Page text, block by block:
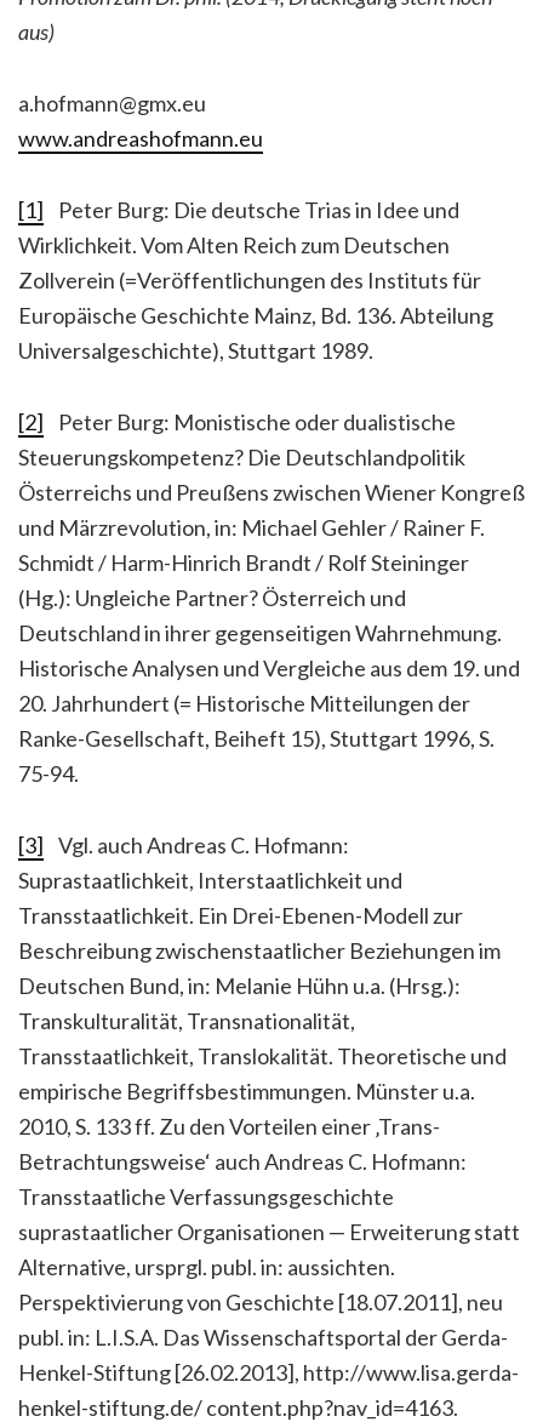
aus)
a.hofmann@gmx.eu
www.andreashofmann.eu
[1] Peter Burg: Die deutsche Trias in Idee und
Wirklichkeit. Vom Alten Reich zum Deutschen
Zollverein (=Veröffentlichungen des Instituts für
Europäische Geschichte Mainz, Bd. 136. Abteilung
Universalgeschichte), Stuttgart 1989.
[2] Peter Burg: Monistische oder dualistische
Steuerungskompetenz? Die Deutschlandpolitik
Österreichs und Preußens zwischen Wiener Kongreß
und Märzrevolution, in: Michael Gehler / Rainer F.
Schmidt / Harm-Hinrich Brandt / Rolf Steininger
(Hg.): Ungleiche Partner? Österreich und
Deutschland in ihrer gegenseitigen Wahrnehmung.
Historische Analysen und Vergleiche aus dem 19. und
20. Jahrhundert (= Historische Mitteilungen der
Ranke-Gesellschaft, Beiheft 15), Stuttgart 1996, S.
75-94.
[3] Vgl. auch Andreas C. Hofmann:
Suprastaatlichkeit, Interstaatlichkeit und
Transstaatlichkeit. Ein Drei-Ebenen-Modell zur
Beschreibung zwischenstaatlicher Beziehungen im
Deutschen Bund, in: Melanie Hühn u.a. (Hrsg.):
Transkulturalität, Transnationalität,
Transstaatlichkeit, Translokalität. Theoretische und
empirische Begriffsbestimmungen. Münster u.a.
2010, S. 133 ff. Zu den Vorteilen einer ‚Trans-
Betrachtungsweise‘ auch Andreas C. Hofmann:
Transstaatliche Verfassungsgeschichte
suprastaatlicher Organisationen — Erweiterung statt
Alternative, ursprgl. publ. in: aussichten.
Perspektivierung von Geschichte [18.07.2011], neu
publ. in: L.I.S.A. Das Wissenschaftsportal der Gerda-
Henkel-Stiftung [26.02.2013], http://www.lisa.gerda-
henkel-stiftung.de/ content.php?nav_id=4163.